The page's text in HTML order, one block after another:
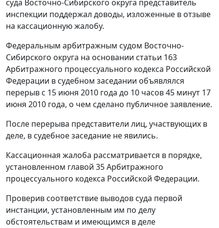
суда Восточно-Сибирского округа представитель
инспекции поддержал доводы, изложенные в отзыве
на кассационную жалобу.
Федеральным арбитражным судом Восточно-
Сибирского округа на основании статьи 163
Арбитражного процессуального кодекса Российской
Федерации в судебном заседании объявлялся
перерыв с 15 июня 2010 года до 10 часов 45 минут 17
июня 2010 года, о чем сделано публичное заявление.
После перерыва представители лиц, участвующих в
деле, в судебное заседание не явились.
Кассационная жалоба рассматривается в порядке,
установленном главой 35Арбитражного
процессуального кодекса Российской Федерации.
Проверив соответствие выводов суда первой
инстанции, установленным им по делу
обстоятельствам и имеющимся в деле